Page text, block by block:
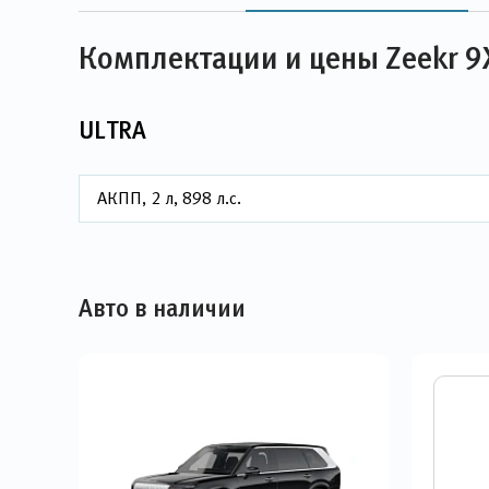
Комплектации и цены Zeekr
ULTRA
АКПП, 2 л, 898 л.с.
Авто в наличии